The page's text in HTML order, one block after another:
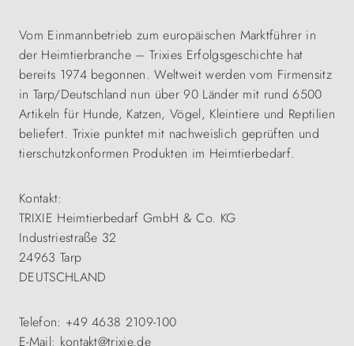
Vom Einmannbetrieb zum europäischen Marktführer in
der Heimtierbranche – Trixies Erfolgsgeschichte hat
bereits 1974 begonnen. Weltweit werden vom Firmensitz
in Tarp/Deutschland nun über 90 Länder mit rund 6500
Artikeln für Hunde, Katzen, Vögel, Kleintiere und Reptilien
beliefert. Trixie punktet mit nachweislich geprüften und
tierschutzkonformen Produkten im Heimtierbedarf.
Kontakt:
TRIXIE Heimtierbedarf GmbH & Co. KG
Industriestraße 32
24963 Tarp
DEUTSCHLAND
Telefon: +49 4638 2109-100
E-Mail: kontakt@trixie.de